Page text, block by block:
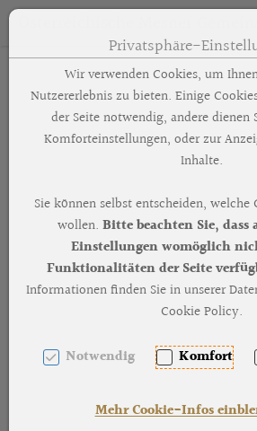
Zum Inhalt springen [AK + 0]
Zum Hauptmenü springen [AK + 1]
Zum Footer-Menü unten (angedockt
Zum "Barrierefreiheits-Menü" springen
Zu den Inhalten im Fußbereich
Privatsphäre-
Wir verwenden Cookies, um
Nutzererlebnis zu bieten. Einige
der Seite notwendig, andere dienen
Komforteinstellungen, oder zur
Inhalte.
Sie können selbst entscheiden, welche
wollen. Bitte beachten Sie,
Einstellungen womöglich
Funktionalitäten der Seite
Informationen finden Sie in unserer
Cookie Policy.
Notwendig Komfort
Mehr Cookie-Infos